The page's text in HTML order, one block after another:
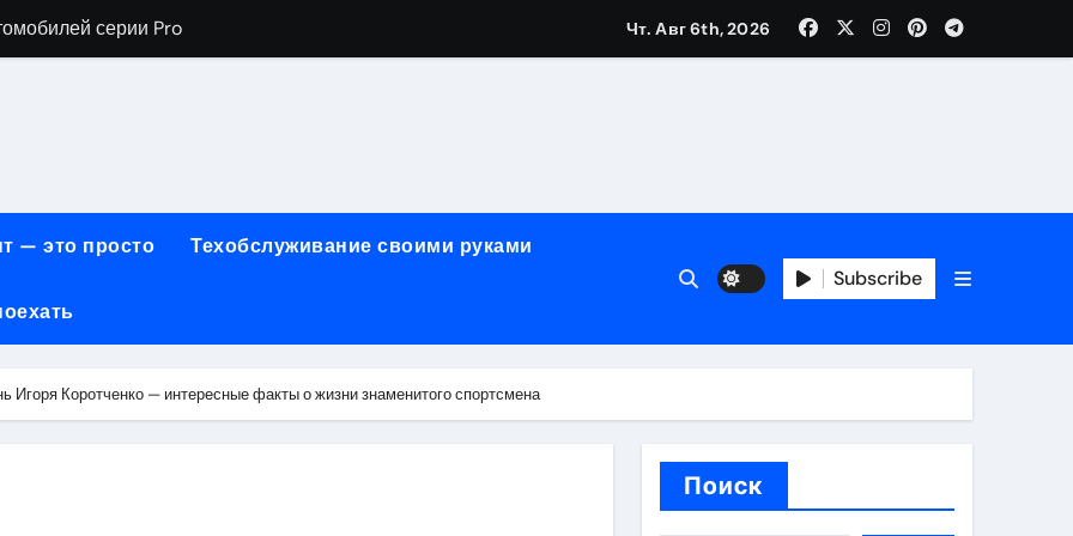
серии Pro
сервиса, наращивания ресниц и депиляции
огнезащиты металла: нанесение при -15°C внутри помещений и под навесом
по безопасности, производительности и типам доступа
и японских грузовых автомобилей
Чт. Авг 6th, 2026
— это просто Техобслуживание своими руками
Subscribe
Игоря Коротченко — интересные факты о жизни знаменитого спортсмена
Поиск